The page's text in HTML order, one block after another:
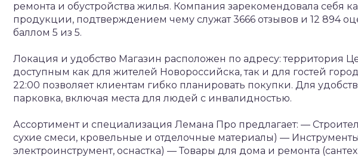
ремонта и обустройства жилья. Компания зарекомендовала себя
продукции, подтверждением чему служат 3666 отзывов и 12 894
баллом 5 из 5.
Локация и удобство Магазин расположен по адресу: территория
доступным как для жителей Новороссийска, так и для гостей
22:00 позволяет клиентам гибко планировать покупки. Для
парковка, включая места для людей с инвалидностью.
Ассортимент и специализация Лемана Про предлагает: —
сухие смеси, кровельные и отделочные материалы) —
электроинструмент, оснастка) — Товары для дома и ремонта